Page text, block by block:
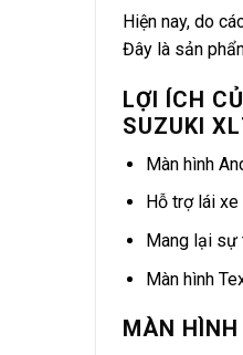
Hiện nay, do
Đây là sản
LỢI ÍCH
SUZUKI
Màn hình
Hỗ trợ lái xe
Mang lại sự
Màn hình
MÀN